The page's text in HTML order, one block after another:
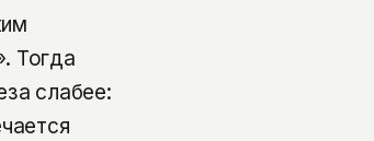
Тогда
слабее: